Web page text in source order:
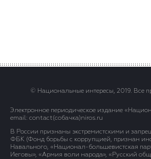
© Национальные интересы, 2019. Все
Электронное периодическое издание
email: contact(сoбaчка)niros.ru
В России признаны экстремистскими и
ФБК (Фонд борьбы с коррупцией, признан
Навального, «Национал-большевистская
Иеговы», «Армия воли народа», «Русский